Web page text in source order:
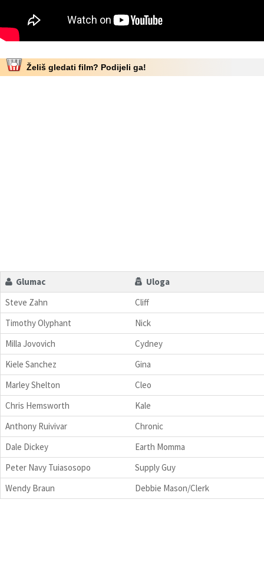
Želiš gledati film? Podijeli ga!
Glumac
Uloga
Steve Zahn
Cliff
Timothy Olyphant
Nick
Milla Jovovich
Cydney
Kiele Sanchez
Gina
Marley Shelton
Cleo
Chris Hemsworth
Kale
Anthony Ruivivar
Chronic
Dale Dickey
Earth Momma
Peter Navy Tuiasosopo
Supply Guy
Wendy Braun
Debbie Mason/Clerk